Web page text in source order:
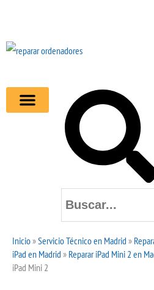
contenido
Buscar
Buscar
Inicio»Servicio Técnico en Madrid»
iPad en Madrid»Reparar iPad Mini 2 en
iPad Mini 2